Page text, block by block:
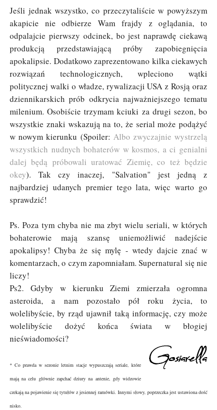
Jeśli jednak wszystko, co przeczytaliście w powyższym
akapicie nie odbierze Wam frajdy z oglądania, to
odpalajcie pierwszy odcinek, bo jest naprawdę ciekawą
produkcją przedstawiającą próby zapobiegnięcia
apokalipsie. Dodatkowo zaprezentowano kilka ciekawych
rozwiązań technologicznych, wpleciono wątki
politycznej walki o władze, rywalizacji USA z Rosją oraz
dziennikarskich prób odkrycia najważniejszego tematu
milenium. Osobiście trzymam kciuki za drugi sezon, bo
wszystkie znaki wskazują na to, że serial może podążyć
w nowym kierunku (Spoiler: Albo zwyczajnie wystrzelą
wszystkich nudnych bohaterów w kosmos, a ci genialni
dalej będą próbowali uratować Ziemię, co też będzie
okey). Tak czy inaczej, "Salvation" jest jedną z
najbardziej udanych premier tego lata, więc warto go
sprawdzić!
Ps. Poza tym chyba nie ma zbyt wielu seriali, w których
bohaterowie mają szansę uniemożliwić nadejście
apokalipsy! Chyba że się mylę - wtedy dajcie znać w
komentarzach, o czym zapomniałam. Supernatural się nie
liczy!
Ps2. Gdyby w kierunku Ziemi zmierzała ogromna
asteroida, a nam pozostało pół roku życia, to
wolelibyście, by rząd ujawnił taką informację, czy może
wolelibyście dożyć końca świata w błogiej
nieświadomości?
* Co prawda w sezonie letnim stacje wypuszczają seriale, które
mają na celu głównie zapchać dziury na antenie, gdy widzowie
czekają na pojawienie się tytułów z jesiennej ramówki. Innymi słowy, poprzeczka jest ustawiona dość
nisko.